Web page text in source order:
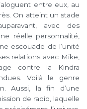
entre eux, au
On atteint un stade
avec des
réelle personnalité,
escouade de l’unité
relations avec Mike,
contre la Kindra
Voilà le genre
Aussi, la fin d’une
de radio, laquelle